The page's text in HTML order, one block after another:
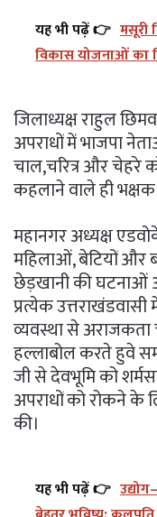
यह भी पढ़ें 👉 मसूरी
विकास योजनाओं का
जिलाध्यक्ष राहुल
अपराधों में भाजपा
चाल,चरित्र और चेहरे
कहलाने वाले ही
महानगर अध्यक्ष
महिलाओं, बेटियों और
छेड़खानी की घटनाओं
प्रत्येक
व्यवस्था से
हल्लाबोल करते हुवे
जी से देवभूमि को
अपराधों को रोकने के
की।
यह भी पढ़ें 👉